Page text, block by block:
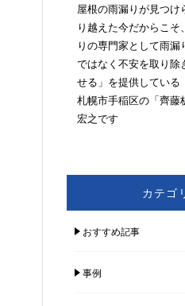
屋根の雨漏りが見つけ
り越えた今だからこ
りの専門家として雨漏
ではなく不安を取り除
せる」を提供している
札幌市手稲区の「齊藤
宏之です
カテゴ
おすすめ記事
事例